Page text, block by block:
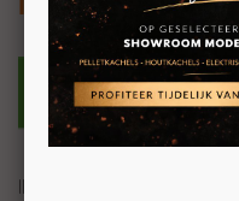
INZET HOUTHAARD MET